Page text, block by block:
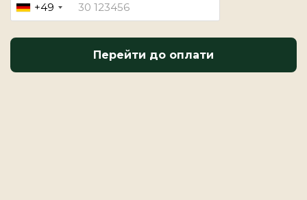
+49
Перейти до оплати